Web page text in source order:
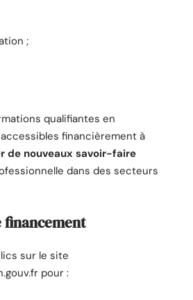
;
qualifiantes en
financièrement à
de nouveaux savoir-faire
dans des secteurs
financement
sur le site
pour :